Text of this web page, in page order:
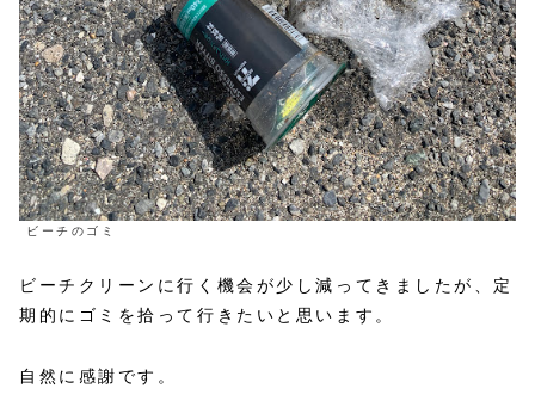
ビーチのゴミ
ビーチクリーンに行く機会が少し減ってきましたが、定
期的にゴミを拾って行きたいと思います。
自然に感謝です。